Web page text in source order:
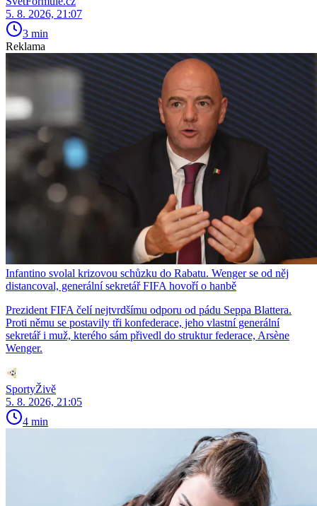
5. 8. 2026, 21:07
3 min
Reklama
Infantino svolal krizovou schůzku do Rabatu. Wenger se od něj
distancoval, generální sekretář FIFA hovoří o hanbě
Prezident FIFA čelí nejtvrdšímu odporu od pádu Seppa Blattera.
Proti němu se postavily tři konfederace, jeho vlastní generální
sekretář i muž, kterého sám přivedl do struktur federace, Arsène
Wenger.
SportyŽivě
5. 8. 2026, 21:05
4 min